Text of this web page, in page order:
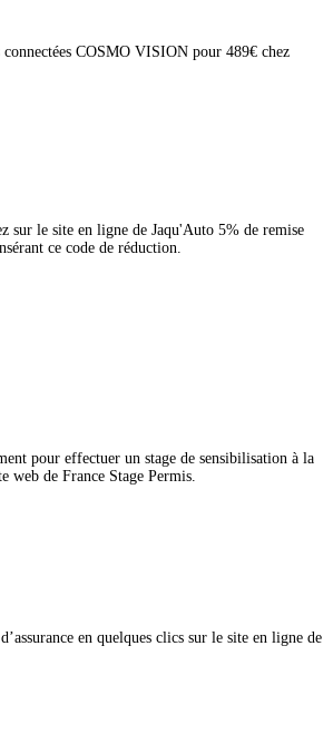
connectées COSMO VISION pour 489€ chez
sur le site en ligne de Jaqu'Auto 5% de remise
ce code de réduction.
pour effectuer un stage de sensibilisation à la
web de France Stage Permis.
en quelques clics sur le site en ligne de